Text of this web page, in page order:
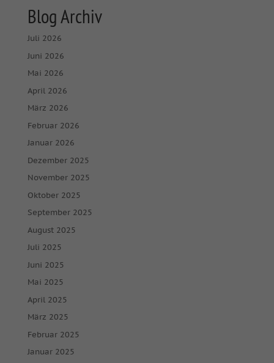
Blog Archiv
Juli 2026
Juni 2026
Mai 2026
April 2026
März 2026
Februar 2026
Januar 2026
Dezember 2025
November 2025
Oktober 2025
September 2025
August 2025
Juli 2025
Juni 2025
Mai 2025
April 2025
März 2025
Februar 2025
Januar 2025